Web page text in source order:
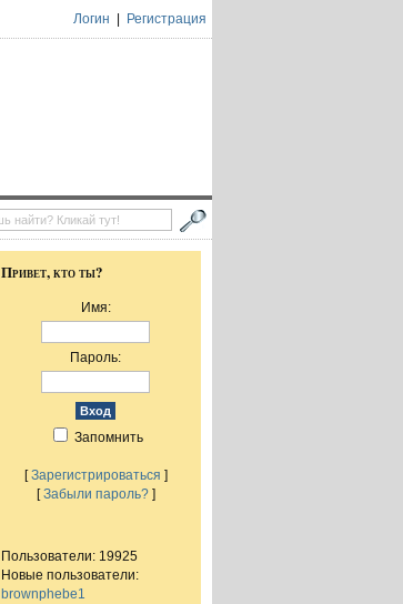
Логин Регистрация
Привет, кто ты?
Имя:
Пароль:
Запомнить
[Зарегистрироваться ]
[Забыли пароль?]
Пользователи: 19925
Новые пользователи:
brownphebe1